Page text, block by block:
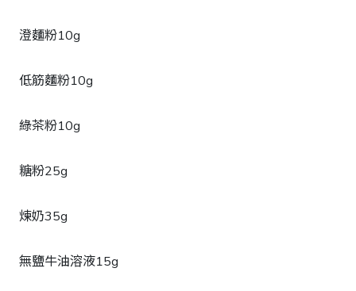
澄麵粉10g
低筋麵粉10g
綠茶粉10g
糖粉25g
煉奶35g
無鹽牛油溶液15g